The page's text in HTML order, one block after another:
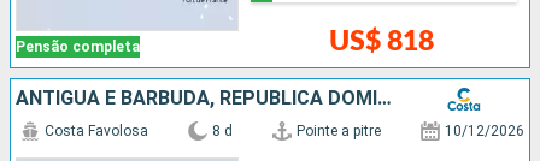
Pensão completa US$ 818
ANTIGUA E BARBUDA, REPUBLICA DOMINICANA
Costa Favolosa 8 d Pointe a pitre 10/12/2026